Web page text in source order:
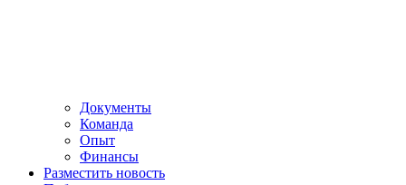
Документы
Команда
Опыт
Финансы
Разместить новость